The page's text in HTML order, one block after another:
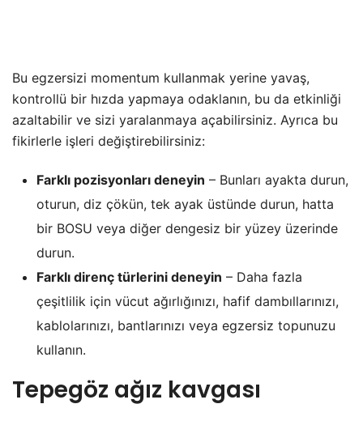
Bu egzersizi momentum kullanmak yerine yavaş,
kontrollü bir hızda yapmaya odaklanın, bu da etkinliği
azaltabilir ve sizi yaralanmaya açabilirsiniz. Ayrıca bu
fikirlerle işleri değiştirebilirsiniz:
Farklı pozisyonları deneyin – Bunları ayakta durun,
oturun, diz çökün, tek ayak üstünde durun, hatta
bir BOSU veya diğer dengesiz bir yüzey üzerinde
durun.
Farklı direnç türlerini deneyin – Daha fazla
çeşitlilik için vücut ağırlığınızı, hafif dambıllarınızı,
kablolarınızı, bantlarınızı veya egzersiz topunuzu
kullanın.
Tepegöz ağız kavgası